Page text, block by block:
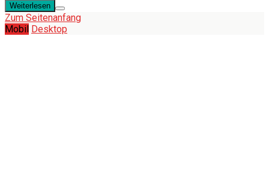
Weiterlesen
Zum Seitenanfang
Mobil Desktop